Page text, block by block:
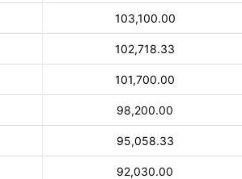
103,100.00
102,718.33
101,700.00
98,200.00
95,058.33
92,030.00